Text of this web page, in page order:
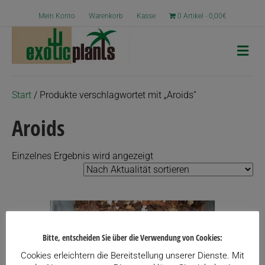
Mein Konto Warenkorb Kasse 0 Artikel 0,00€
N
a
Start / Produkte verschlagwortet mit „Aroids“
Aroids
Einzelnes Ergebnis wird angezeigt
Bitte, entscheiden Sie über die Verwendung von Cookies:
Cookies erleichtern die Bereitstellung unserer Dienste. Mit